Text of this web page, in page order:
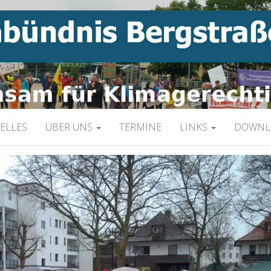
ÜBER UNS TERMINE LINKS